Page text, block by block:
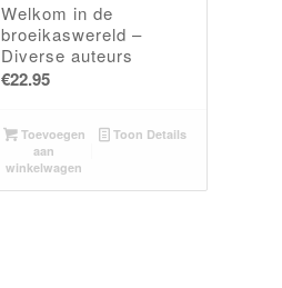
Welkom in de
broeikaswereld –
Diverse auteurs
€22.95
Toevoegen
aan
winkelwagen
Toon Details